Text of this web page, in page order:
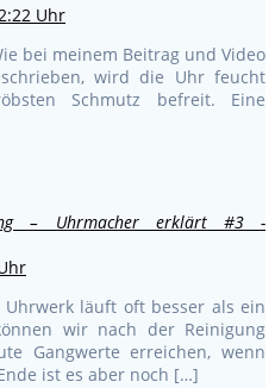
Uhr
bei meinem Beitrag und Video
wird die Uhr feucht
Schmutz befreit. Eine
– Uhrmacher erklärt #3 -
läuft oft besser als ein
wir nach der Reinigung
Gangwerte erreichen, wenn
ist es aber noch […]